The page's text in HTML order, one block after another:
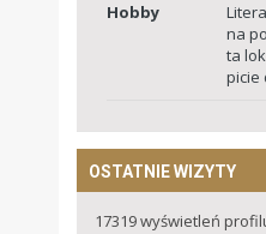
Hobby
na
ta
picie
OSTATNIE WIZYTY
17319 wyświetleń